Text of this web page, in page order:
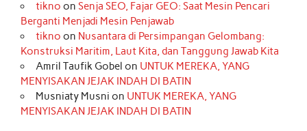
tikno on Senja SEO, Fajar GEO: Saat Mesin Pencari
Berganti Menjadi Mesin Penjawab
tikno on Nusantara di Persimpangan Gelombang:
Konstruksi Maritim, Laut Kita, dan Tanggung Jawab Kita
Amril Taufik Gobel on UNTUK MEREKA, YANG
MENYISAKAN JEJAK INDAH DI BATIN
Musniaty Musni on UNTUK MEREKA, YANG
MENYISAKAN JEJAK INDAH DI BATIN